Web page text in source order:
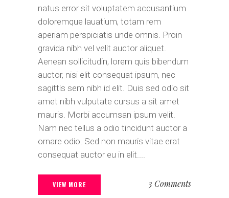
natus error sit voluptatem accusantium
doloremque lauatium, totam rem
aperiam perspiciatis unde omnis. Proin
gravida nibh vel velit auctor aliquet.
Aenean sollicitudin, lorem quis bibendum
auctor, nisi elit consequat ipsum, nec
sagittis sem nibh id elit. Duis sed odio sit
amet nibh vulputate cursus a sit amet
mauris. Morbi accumsan ipsum velit.
Nam nec tellus a odio tincidunt auctor a
ornare odio. Sed non mauris vitae erat
consequat auctor eu in elit....
VIEW MORE 3 Comments